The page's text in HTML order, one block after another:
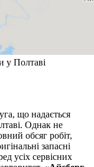
у Полтаві
що надається
Однак не
обсяг робіт,
запасні
усіх сервісних